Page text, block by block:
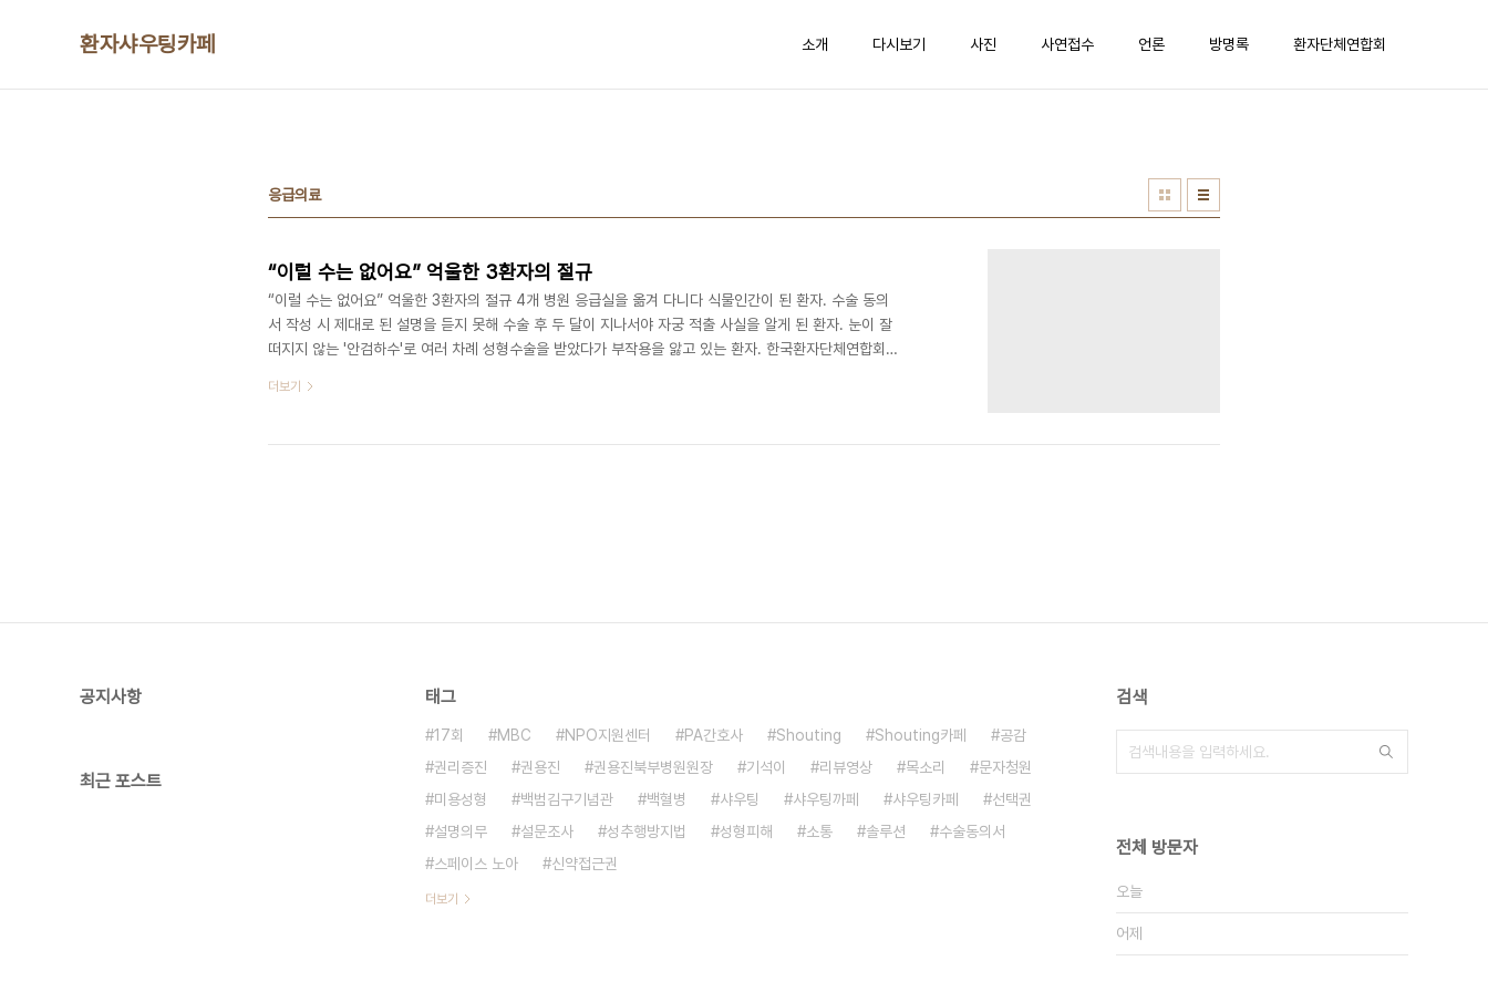
환자샤우팅카페 소개 다시보기 사진 사연접수 언론 방명록 환자단체연합회
응급의료
“이럴 수는 없어요” 억울한 3환자의 절규
“이럴 수는 없어요” 억울한 3환자의 절규 4개 병원 응급실을 옮겨 다니다 식물인간이 된 환자. 수술 동의
서 작성 시 제대로 된 설명을 듣지 못해 수술 후 두 달이 지나서야 자궁 적출 사실을 알게 된 환자. 눈이 잘
떠지지 않는 '안검하수'로 여러 차례 성형수술을 받았다가 부작용을 앓고 있는 환자. 한국환자단체연합회가
럼 억울한 환자와 이들 가족의 이야기가 펼쳐졌다. 이날 행사에는 최현정 MBC 아나운서가 진행자로, 권용
자문단으로 참여했으며 100여 명이 참석했다. 첫 번째 사연 발표자로 나선..
더보기
공지사항
최근 포스트
태그
17회 MBC NPO지원센터 PA간호사 Shouting Shouting카페
공감
권리증진
권용진 권용진북부병원원장 기석이 리뷰영상 목소리
문자청원
미용성형
백범김구기념관 백혈병 샤우팅 샤우팅까페 샤우팅카페
선택권
설명의무
설문조사 성추행방지법 성형피해 소통 솔루션
수술동의서
스페이스 노아
신약접근권
더보기
검색
전체 방문자
오늘
어제